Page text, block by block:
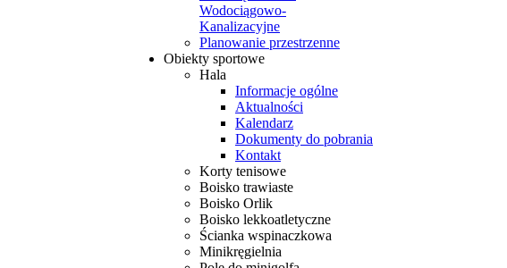
Wodociągowo-
Kanalizacyjne
Planowanie przestrzenne
Obiekty sportowe
Hala
Informacje ogólne
Aktualności
Kalendarz
Dokumenty do pobrania
Kontakt
Korty tenisowe
Boisko trawiaste
Boisko Orlik
Boisko lekkoatletyczne
Ścianka wspinaczkowa
Minikręgielnia